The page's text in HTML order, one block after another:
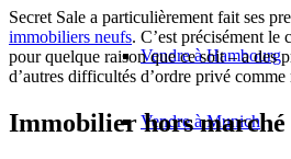
Vendre à Hambourg
Vendre à Munich
Secret Sale a particulièrement fait ses
immobiliers neufs. C’est précisément le
pour quelque raison que ce soit – a des
d’autres difficultés d’ordre privé
Immobilier hors